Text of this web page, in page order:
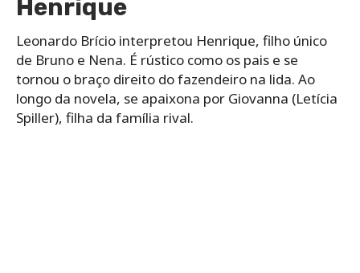
Henrique
Leonardo Brício interpretou Henrique, filho único
de Bruno e Nena. É rústico como os pais e se
tornou o braço direito do fazendeiro na lida. Ao
longo da novela, se apaixona por Giovanna (Letícia
Spiller), filha da família rival.